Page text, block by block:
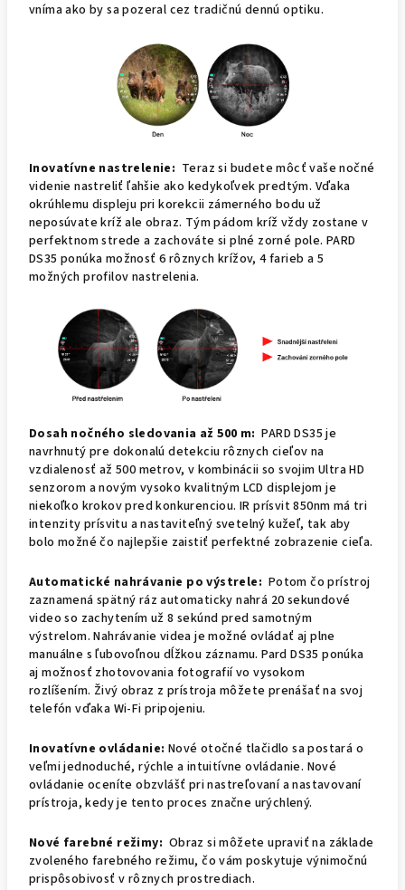
vníma ako by sa pozeral cez tradičnú dennú optiku.
Inovatívne nastrelenie: Teraz si budete môcť vaše nočné
videnie nastreliť ľahšie ako kedykoľvek predtým. Vďaka
okrúhlemu displeju pri korekcii zámerného bodu už
neposúvate kríž ale obraz. Tým pádom kríž vždy zostane v
perfektnom strede a zachováte si plné zorné pole. PARD
DS35 ponúka možnosť 6 rôznych krížov, 4 farieb a 5
možných profilov nastrelenia.
Dosah nočného sledovania až 500 m: PARD DS35 je
navrhnutý pre dokonalú detekciu rôznych cieľov na
vzdialenosť až 500 metrov, v kombinácii so svojim Ultra HD
senzorom a novým vysoko kvalitným LCD displejom je
niekoľko krokov pred konkurenciou. IR prísvit 850nm má tri
intenzity prísvitu a nastaviteľný svetelný kužeľ, tak aby
bolo možné čo najlepšie zaistiť perfektné zobrazenie cieľa.
Automatické nahrávanie po výstrele: Potom čo prístroj
zaznamená spätný ráz automaticky nahrá 20 sekundové
video so zachytením už 8 sekúnd pred samotným
výstrelom. Nahrávanie videa je možné ovládať aj plne
manuálne s ľubovoľnou dĺžkou záznamu. Pard DS35 ponúka
aj možnosť zhotovovania fotografií vo vysokom
rozlíšením. Živý obraz z prístroja môžete prenášať na svoj
telefón vďaka Wi-Fi pripojeniu.
Inovatívne ovládanie: Nové otočné tlačidlo sa postará o
veľmi jednoduché, rýchle a intuitívne ovládanie. Nové
ovládanie oceníte obzvlášť pri nastreľovaní a nastavovaní
prístroja, kedy je tento proces značne urýchlený.
Nové farebné režimy: Obraz si môžete upraviť na základe
zvoleného farebného režimu, čo vám poskytuje výnimočnú
prispôsobivosť v rôznych prostrediach.